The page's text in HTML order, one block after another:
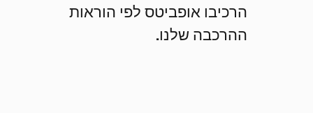
הרכיבו אופביטס לפי הוראות
ההרכבה שלנו.